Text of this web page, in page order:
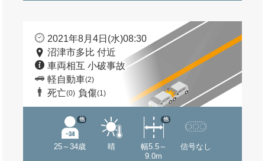
2021年8月4日(水)08:30
沼津市多比 付近
車両相互 小破事故
軽自動車(2)
死亡(0) 負傷(1)
25～34歳
他
晴
幅5.5～
9.0m
他
信号なし